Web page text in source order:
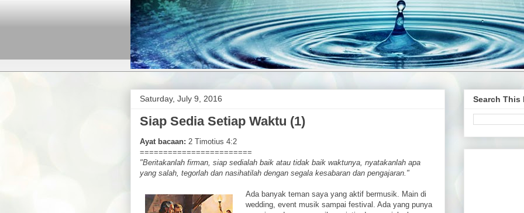
Saturday, July 9, 2016
Siap Sedia Setiap Waktu (1)
Ayat bacaan: 2 Timotius 4:2
========================
"Beritakanlah firman, siap sedialah baik atau tidak baik waktunya, nyatakanlah apa
yang salah, tegorlah dan nasihatilah dengan segala kesabaran dan pengajaran."
Ada banyak teman saya yang aktif bermusik. Main di
wedding, event musik sampai festival. Ada yang punya
Search This